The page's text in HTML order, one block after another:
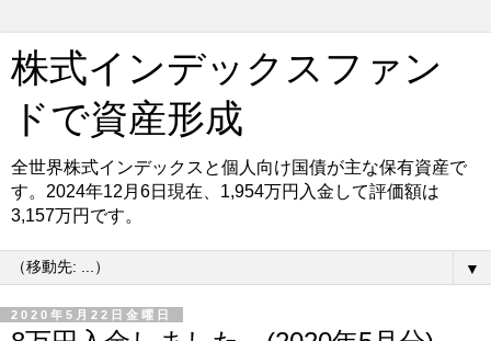
株式インデックスファン
ドで資産形成
全世界株式インデックスと個人向け国債が主な保有資産で
す。2024年12月6日現在、1,954万円入金して評価額は
3,157万円です。
▼
2020年5月22日金曜日